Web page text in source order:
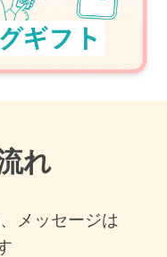
れ
メッセージは